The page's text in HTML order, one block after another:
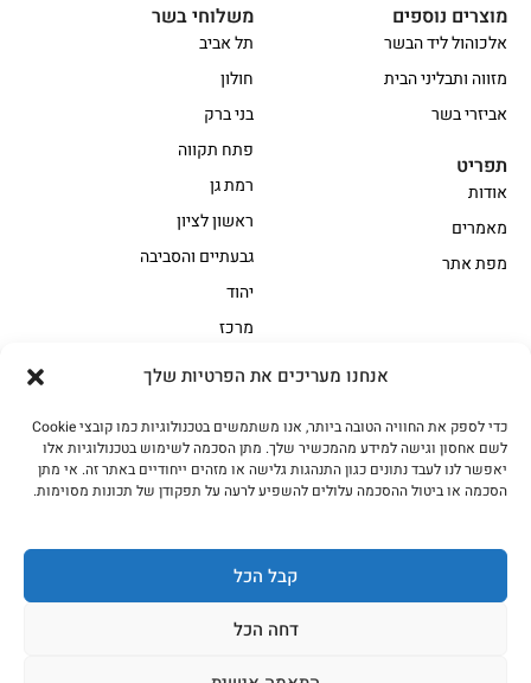
אנחנו מעריכים את הפרטיות שלך
כדי לספק את החוויה הטובה ביותר, אנו משתמשים בטכנולוגיות כמו קובצי Cookie
לשם אחסון וגישה למידע מהמכשיר שלך. מתן הסכמה לשימוש בטכנולוגיות אלו
יאפשר לנו לעבד נתונים כגון התנהגות גלישה או מזהים ייחודיים באתר זה. אי מתן
הסכמה או ביטול ההסכמה עלולים להשפיע לרעה על תפקודן של תכונות מסוימות.
קבל הכל
דחה הכל
אווז
בשר בקר משובח
בשר בקר עגלה משובח
בשר למעשנת
הודו
חלקים אחוריים
מיוחדי מסורת1
נתחי פנים
עוף
על האש
משלוחי בשר
תל אביב
חולון
בני ברק
פתח תקווה
רמת גן
ראשון לציון
גבעתיים והסביבה
יהוד
מרכז
מוצרים נוספים
אלכוהול ליד הבשר
מזווה ותבליני הבית
אביזרי בשר
תפריט
אודות
מאמרים
מפת אתר